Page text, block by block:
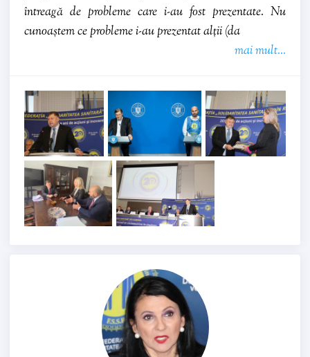
întreagă de probleme care i-au fost prezentate. Nu
cunoaștem ce probleme i-au prezentat alții (da
mai mult...